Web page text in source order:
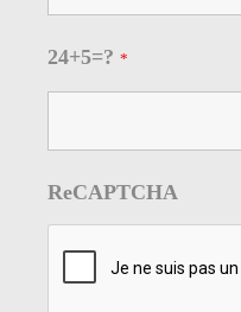
24+5=? *
ReCAPTCHA